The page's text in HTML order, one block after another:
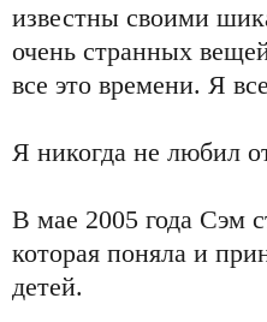
известны своими
очень странных
все это времени. Я
Я никогда не любил
В мае 2005 года Сэм
которая поняла и
детей.